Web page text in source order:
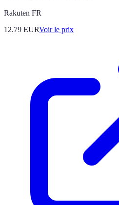
Rakuten FR
12.79 EURVoir le prix